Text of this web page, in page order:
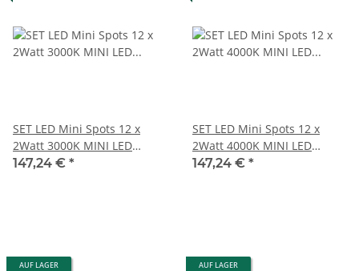
SET LED Mini Spots 12 x
2Watt 3000K MINI LED
Einbaustrahler Weiß
147,24 € *
SET LED Mini Spots 12 x
2Watt 4000K MINI LED
Einbaustrahler Dimmbar
147,24 € *
AUF LAGER AUF LAGER